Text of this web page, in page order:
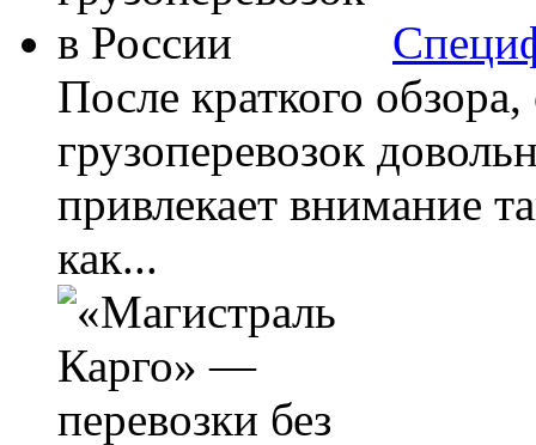
После краткого
грузоперевозок
привлекает внимание
как...